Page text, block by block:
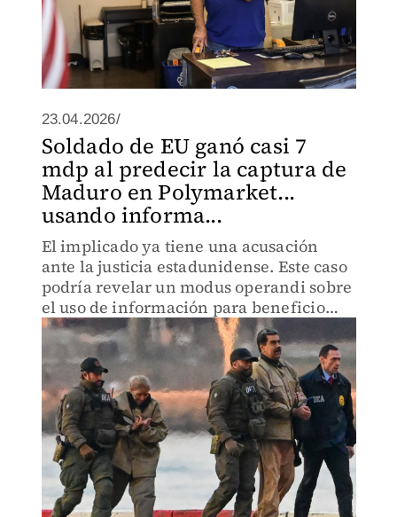
23.04.2026/
Soldado de EU ganó casi 7
mdp al predecir la captura de
Maduro en Polymarket...
usando informa...
El implicado ya tiene una acusación
ante la justicia estadunidense. Este caso
podría revelar un modus operandi sobre
el uso de información para beneficio
propio en sitios de apuestas en línea.